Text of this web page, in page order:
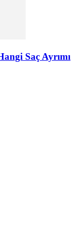
Saç Ayrımı